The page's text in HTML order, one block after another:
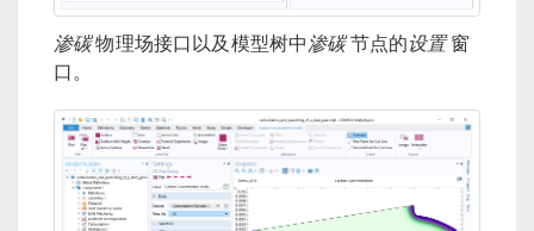
渗碳物理场接口以及模型树中 渗碳节点的设置窗
口。